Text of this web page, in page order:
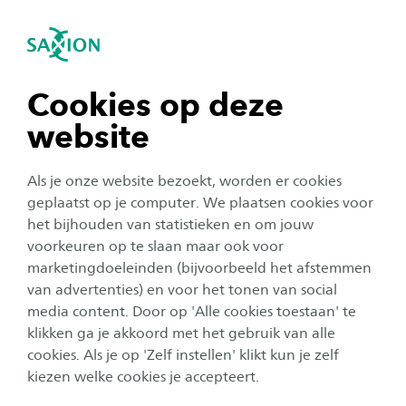
Cookies op deze
website
Als je onze website bezoekt, worden er cookies
geplaatst op je computer. We plaatsen cookies voor
het bijhouden van statistieken en om jouw
voorkeuren op te slaan maar ook voor
marketingdoeleinden (bijvoorbeeld het afstemmen
van advertenties) en voor het tonen van social
media content. Door op 'Alle cookies toestaan' te
klikken ga je akkoord met het gebruik van alle
cookies. Als je op 'Zelf instellen' klikt kun je zelf
kiezen welke cookies je accepteert.
Navigatie openen
tonen
tonen
tonen
tonen
sluiten
Nieuws
Alle categorieën
Ondernemerschap
Publicatiedatum:
12 maart 2026
Alumnus Boris treedt in de voetsporen van zijn
vader en maakt daarvoor gebruik van
‘bijzonder personeel’
Studentenleven
Publicatiedatum:
8 december 2025